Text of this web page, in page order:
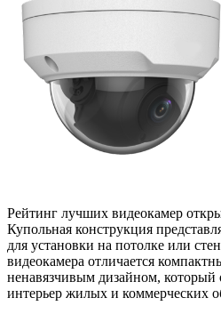
Рейтинг лучших видеокамер
Купольная конструкция
для установки на потолке или
видеокамера отличается
ненавязчивым дизайном, который
интерьер жилых и коммерческих